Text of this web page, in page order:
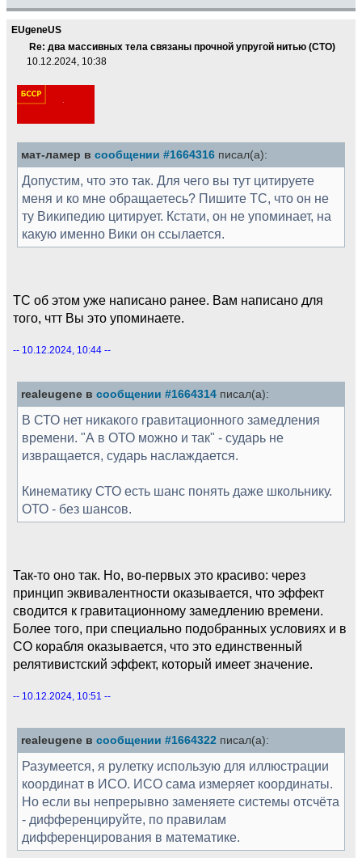
EUgeneUS
Re: два массивных тела связаны прочной упругой нитью (СТО)
10.12.2024, 10:38
мат-ламер в сообщении #1664316 писал(а):
Допустим, что это так. Для чего вы тут цитируете
меня и ко мне обращаетесь? Пишите ТС, что он не
ту Википедию цитирует. Кстати, он не упоминает, на
какую именно Вики он ссылается.
ТС об этом уже написано ранее. Вам написано для
того, чтт Вы это упоминаете.
-- 10.12.2024, 10:44 --
realeugene в сообщении #1664314 писал(а):
В СТО нет никакого гравитационного замедления
времени. "А в ОТО можно и так" - сударь не
извращается, сударь наслаждается.
Кинематику СТО есть шанс понять даже школьнику.
ОТО - без шансов.
Так-то оно так. Но, во-первых это красиво: через
принцип эквивалентности оказывается, что эффект
сводится к гравитационному замедлению времени.
Более того, при специально подобранных условиях и в
СО корабля оказывается, что это единственный
релятивистский эффект, который имеет значение.
-- 10.12.2024, 10:51 --
realeugene в сообщении #1664322 писал(а):
Разумеется, я рулетку использую для иллюстрации
координат в ИСО. ИСО сама измеряет координаты.
Но если вы непрерывно заменяете системы отсчёта
- дифференцируйте, по правилам
дифференцирования в математике.